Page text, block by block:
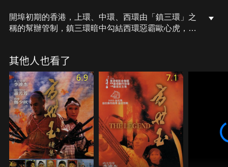
開埠初期的香港，上環、中環、西環由「鎮三環」之
稱的幫辦管制，鎮三環暗中勾結西環惡霸歐心虎，西
時內地革命風雲翻湧，革命黨人來港宣傳，並計劃營
救被捕同志。為將革命黨人一網打盡，清廷派遣密使
聯絡鎮三環…
其他人也看了
6.9 7.1